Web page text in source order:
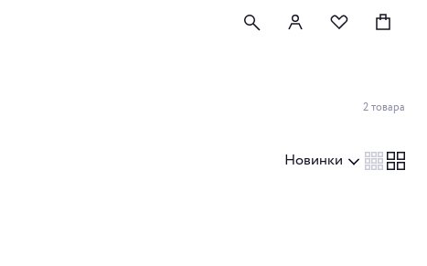
2 товара
Новинки